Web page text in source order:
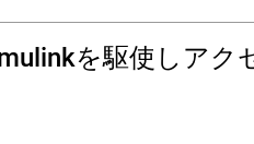
を駆使しアク